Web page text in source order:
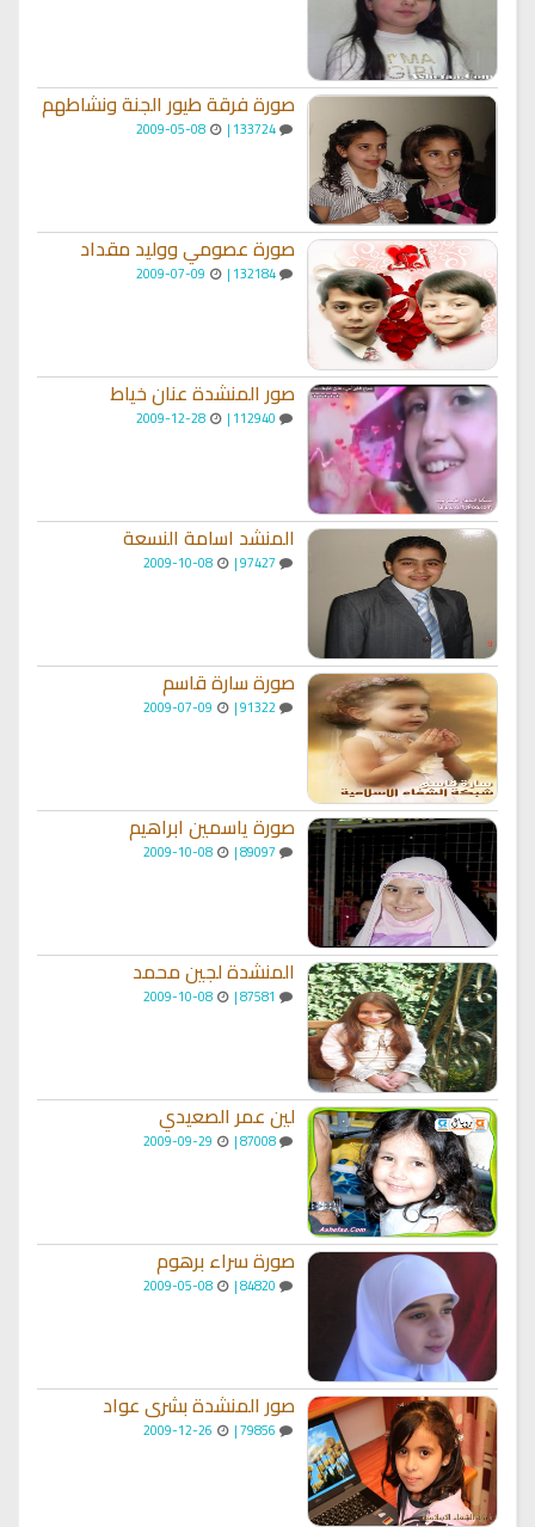
صورة فرقة طيور الجنة ونشاطهم
133724 |
2009-05-08
صورة عصومي ووليد مقداد
132184 |
صور المنشدة عنان خياط
2009-12-28
المنشد اسامة النسعة
2009-10-08
صورة سارة قاسم
91322 |
صورة ياسمين ابراهيم
2009-10-08
المنشدة لجين محمد
2009-10-08
لين عمر الصعيدي
87008 |
صورة سراء برهوم
2009-05-08
صور المنشدة بشرى عواد